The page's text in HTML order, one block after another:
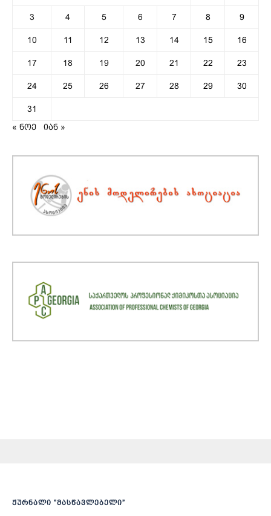
3 4 5 6 7 8 9
10 11 12 13 14 15 16
17 18 19 20 21 22 23
24 25 26 27 28 29 30
31
« ნოე
იან »
ჟურნალი ”მასწავლებელი”